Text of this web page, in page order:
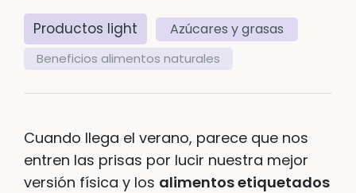
Productos light Azúcares y grasas
Beneficios alimentos naturales
Cuando llega el verano, parece que nos
entren las prisas por lucir nuestra mejor
versión física y los alimentos etiquetados